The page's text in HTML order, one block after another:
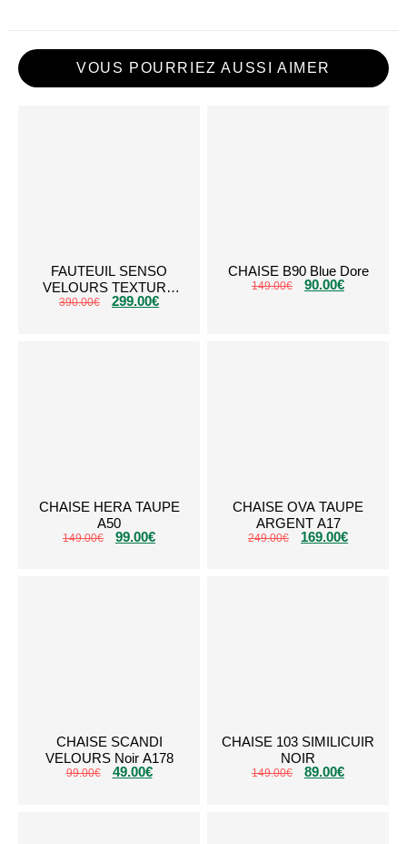
VOUS POURRIEZ AUSSI AIMER
FAUTEUIL SENSO
VELOURS TEXTURÉ
TAUPE BEIGE SF33T
390.00€ 299.00€
CHAISE B90 Blue Dore
149.00€ 90.00€
CHAISE HERA TAUPE
A50
149.00€ 99.00€
CHAISE OVA TAUPE
ARGENT A17
249.00€ 169.00€
CHAISE SCANDI
VELOURS Noir A178
99.00€ 49.00€
CHAISE 103 SIMILICUIR
NOIR
149.00€ 89.00€